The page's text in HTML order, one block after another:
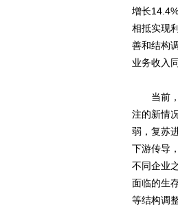
增长
相抵实现
善和结构
业务收入
当前，
注的新情
弱，复苏
下游传导
不同企业
面临的生
等结构调